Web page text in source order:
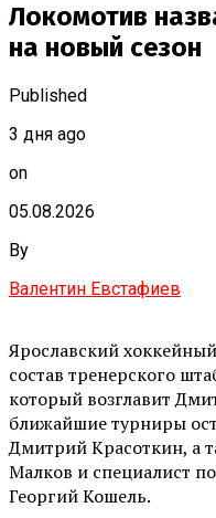
Локомотив
на новый сезон
Published
3 дня ago
on
05.08.2026
By
Валентин Евстафиев
Ярославский
состав тренерского
который возглавит
ближайшие турниры
Дмитрий Красоткин, а
Малков и специалист
Георгий Кошель.